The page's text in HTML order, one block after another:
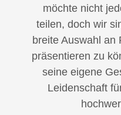
möchte nicht
teilen, doch wir
breite Auswahl an
präsentieren zu
seine eigene
Leidenschaft